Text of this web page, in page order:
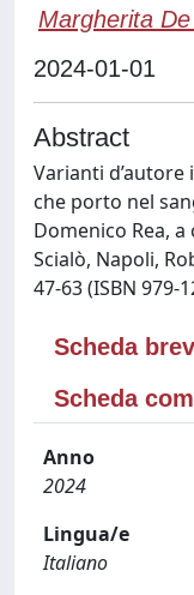
Margherita
2024-01-01
Abstract
Varianti
che porto nel
Domenico Rea, a
Scialò, Napoli,
47-63 (ISBN 979-
Scheda
Scheda
Anno
2024
Lingua/e
Italiano